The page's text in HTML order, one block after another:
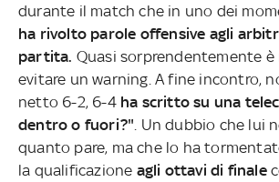
durante il match che in uno dei
ha rivolto parole offensive agli
partita. Quasi sorprendentemente
evitare un warning. A fine incontro,
netto 6-2, 6-4 ha scritto su una
dentro o fuori?" . Un dubbio che lui
quanto pare, ma che lo ha
la qualificazione agli ottavi di finale